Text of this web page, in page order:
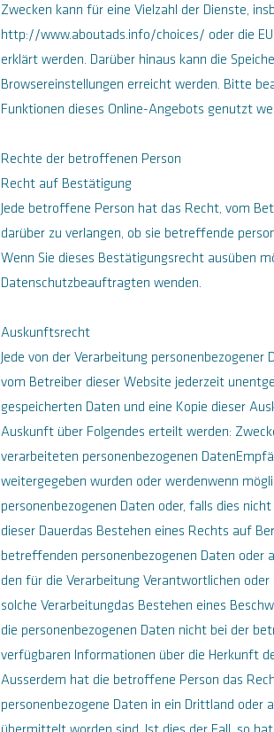
Zwecken kann für eine Vielzahl der Dienste,
http://www.aboutads.info/choices/ oder die
erklärt werden. Darüber hinaus kann die
Browsereinstellungen erreicht werden. Bitte
Funktionen dieses Online-Angebots genutzt
Rechte der betroffenen Person
Recht auf Bestätigung
Jede betroffene Person hat das Recht, vom
darüber zu verlangen, ob sie betreffende
Wenn Sie dieses Bestätigungsrecht ausüben
Datenschutzbeauftragten wenden.
Auskunftsrecht
Jede von der Verarbeitung
vom Betreiber dieser Website jederzeit
gespeicherten Daten und eine Kopie dieser
Auskunft über Folgendes erteilt werden:
verarbeiteten personenbezogenen
weitergegeben wurden oder werdenwenn
personenbezogenen Daten oder, falls dies
dieser Dauerdas Bestehen eines Rechts auf
betreffenden personenbezogenen Daten oder
den für die Verarbeitung Verantwortlichen
solche Verarbeitungdas Bestehen eines
die personenbezogenen Daten nicht bei der
verfügbaren Informationen über die Herkunft
Ausserdem hat die betroffene Person das
personenbezogene Daten in ein Drittland oder